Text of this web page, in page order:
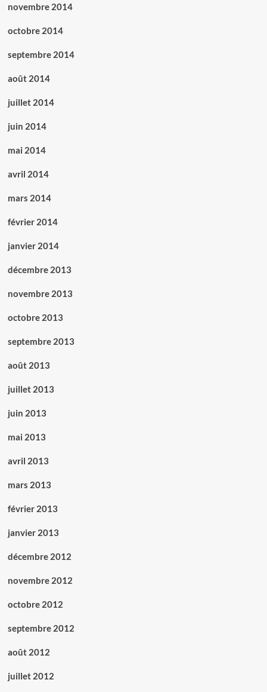
novembre 2014
octobre 2014
septembre 2014
août 2014
juillet 2014
juin 2014
mai 2014
avril 2014
mars 2014
février 2014
janvier 2014
décembre 2013
novembre 2013
octobre 2013
septembre 2013
août 2013
juillet 2013
juin 2013
mai 2013
avril 2013
mars 2013
février 2013
janvier 2013
décembre 2012
novembre 2012
octobre 2012
septembre 2012
août 2012
juillet 2012